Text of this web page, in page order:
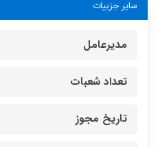
سایر جزییات
مدیرعامل
تعداد شعبات
تاریخ مجوز